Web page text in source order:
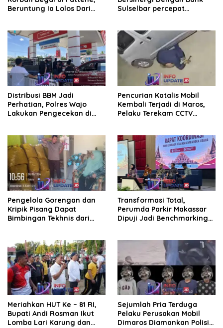
Beruntung Ia Lolos Dari
Sulselbar percepat
Lampu Hias
Distribusi BBM Jadi
Perhatian, Polres Wajo
Lakukan Pengecekan di
Pencurian Katalis Mobil
Kembali Terjadi di Maros,
Pelaku Terekam CCTV
Pengelola Gorengan dan
Kripik Pisang Dapat
Bimbingan Tekhnis dari
Transformasi Total,
Perumda Parkir Makassar
Dipuji Jadi Benchmarking
Meriahkan HUT Ke – 81 RI,
Bupati Andi Rosman Ikut
Lomba Lari Karung dan
Sejumlah Pria Terduga
Pelaku Perusakan Mobil
Dimaros Diamankan Polisi.